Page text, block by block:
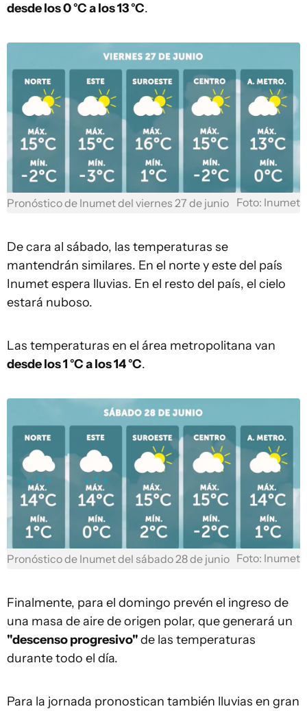
desde los 0 °C a los 13 °C.
Pronóstico de Inumet del viernes 27 de junio Foto: Inumet
De cara al sábado, las temperaturas se
mantendrán similares. En el norte y este del país
Inumet espera lluvias. En el resto del país, el cielo
estará nuboso.
Las temperaturas en el área metropolitana van
desde los 1 °C a los 14 °C.
Pronóstico de Inumet del sábado 28 de junio Foto: Inumet
Finalmente, para el domingo prevén el ingreso de
una masa de aire de origen polar, que generará un
"descenso progresivo"de las temperaturas
durante todo el día.
Para la jornada pronostican también lluvias en gran